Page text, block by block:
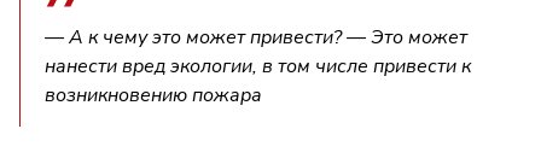
— А к чему это может привести? — Это может
нанести вред экологии, в том числе привести к
возникновению пожара